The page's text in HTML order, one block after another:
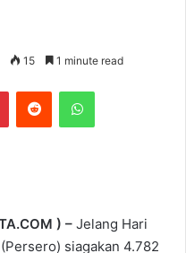
15 1 minute read
) – Jelang Hari
siagakan 4.782